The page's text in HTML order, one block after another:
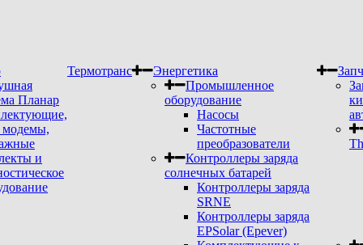
Планар
модемы,
и
Термотранс
Энергетика
Промышленное
оборудование
Насосы
Частотные
преобразователи
Контроллеры заряда
солнечных батарей
Контроллеры заряда
SRNE
Контроллеры заряда
EPSolar (Epever)